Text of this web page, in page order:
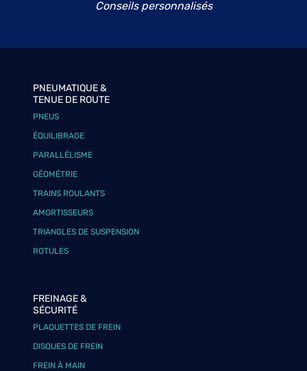
Conseils personnalisés
PNEUMATIQUE &
TENUE DE ROUTE
PNEUS
ÉQUILIBRAGE
PARALLÉLISME
GÉOMÉTRIE
TRAINS ROULANTS
AMORTISSEURS
TRIANGLES DE SUSPENSION
ROTULES
FREINAGE &
SÉCURITÉ
PLAQUETTES DE FREIN
DISQUES DE FREIN
FREIN À MAIN